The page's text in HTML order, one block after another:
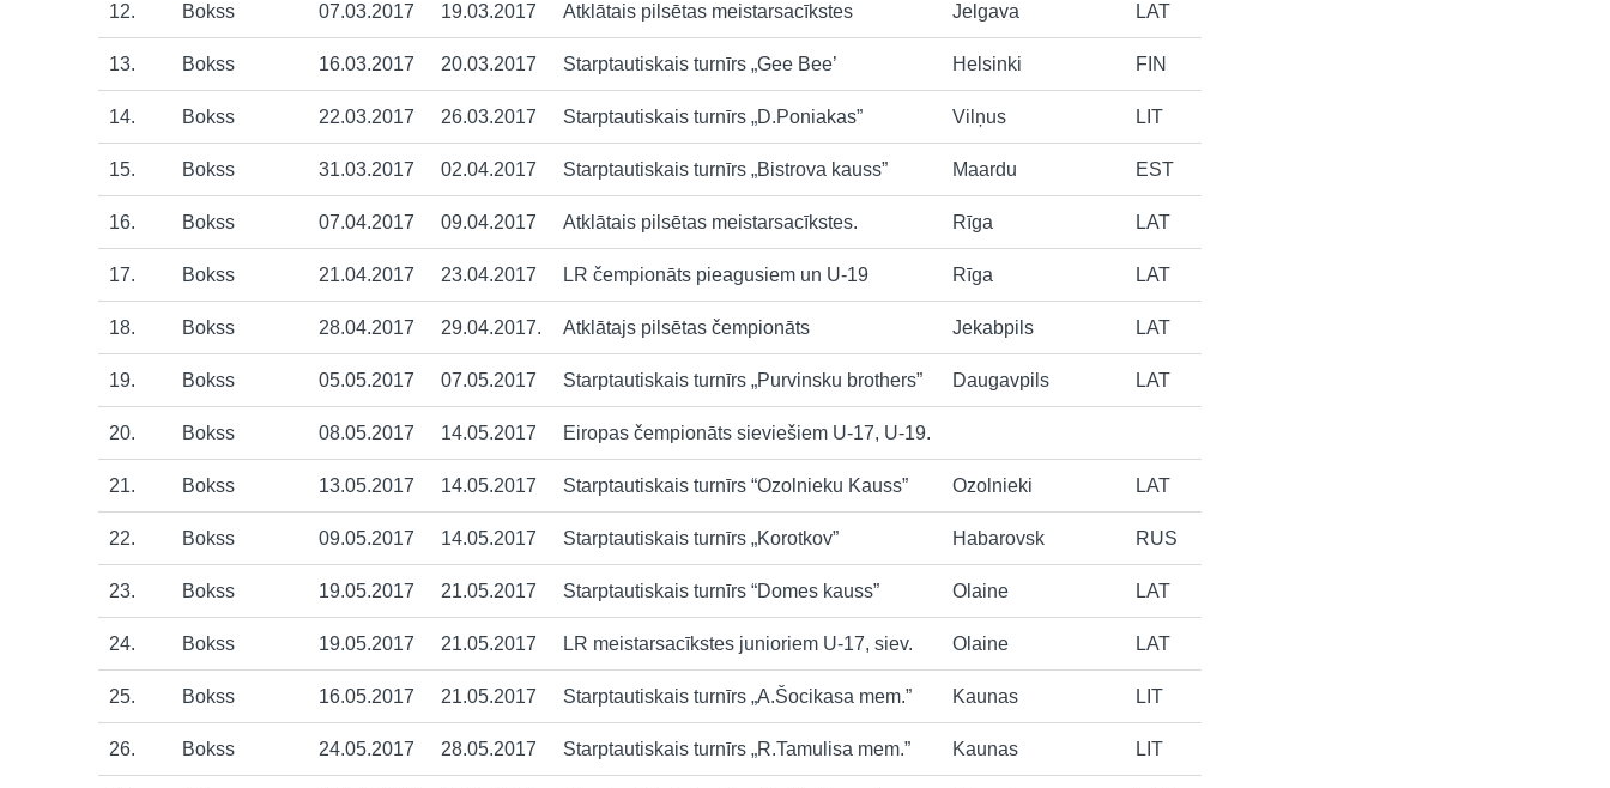
12. Bokss 07.03.2017 19.03.2017 Atklātais pilsētas meistarsacīkstes Jelgava LAT
13. Bokss 16.03.2017 20.03.2017 Starptautiskais turnīrs „Gee Bee’ Helsinki FIN
14. Bokss 22.03.2017 26.03.2017 Starptautiskais turnīrs „D.Poniakas” Vilņus LIT
15. Bokss 31.03.2017 02.04.2017 Starptautiskais turnīrs „Bistrova kauss” Maardu EST
16. Bokss 07.04.2017 09.04.2017 Atklātais pilsētas meistarsacīkstes. Rīga LAT
17. Bokss 21.04.2017 23.04.2017 LR čempionāts pieagusiem un U-19 Rīga LAT
18. Bokss 28.04.2017 29.04.2017. Atklātajs pilsētas čempionāts Jekabpils LAT
19. Bokss 05.05.2017 07.05.2017 Starptautiskais turnīrs „Purvinsku brothers” Daugavpils LAT
20. Bokss 08.05.2017 14.05.2017 Eiropas čempionāts sieviešiem U-17, U-19.
21. Bokss 13.05.2017 14.05.2017 Starptautiskais turnīrs “Ozolnieku Kauss” Ozolnieki LAT
22. Bokss 09.05.2017 14.05.2017 Starptautiskais turnīrs „Korotkov” Habarovsk RUS
23. Bokss 19.05.2017 21.05.2017 Starptautiskais turnīrs “Domes kauss” Olaine LAT
24. Bokss 19.05.2017 21.05.2017 LR meistarsacīkstes junioriem U-17, siev. Olaine LAT
25. Bokss 16.05.2017 21.05.2017 Starptautiskais turnīrs „A.Šocikasa mem.” Kaunas LIT
26. Bokss 24.05.2017 28.05.2017 Starptautiskais turnīrs „R.Tamulisa mem.” Kaunas LIT